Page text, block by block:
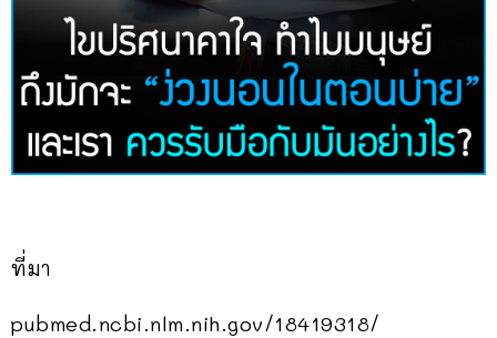
ที่มา
pubmed.ncbi.nlm.nih.gov/18419318/